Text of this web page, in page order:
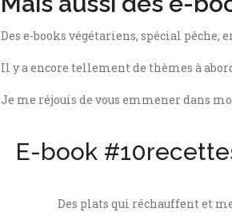
Des e-books végétariens, spécial
Il y a encore tellement de thèmes à
Je me réjouis de vous emmener dans
E-book
Des plats qui réchauffent et